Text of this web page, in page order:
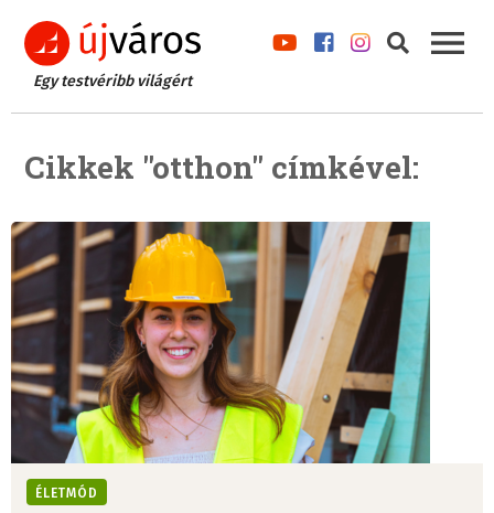
Egy testvéribb világért
Cikkek "otthon" címkével:
ÉLETMÓD